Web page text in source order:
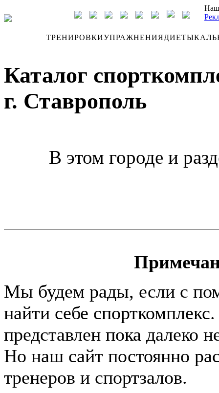
ТРЕНИРОВКИУПРАЖНЕНИЯДИЕТЫ
Каталог
г. Ставрополь
В этом городе и
Мы будем рады, если с
найти себе
представлен пока далеко
Но наш сайт постоянно
тренеров и спортзалов.